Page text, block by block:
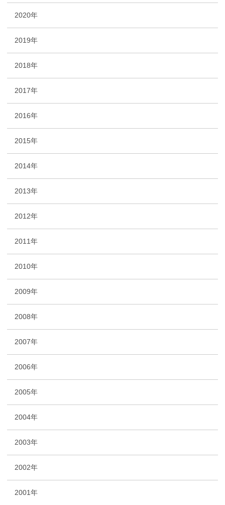
2020年
2019年
2018年
2017年
2016年
2015年
2014年
2013年
2012年
2011年
2010年
2009年
2008年
2007年
2006年
2005年
2004年
2003年
2002年
2001年